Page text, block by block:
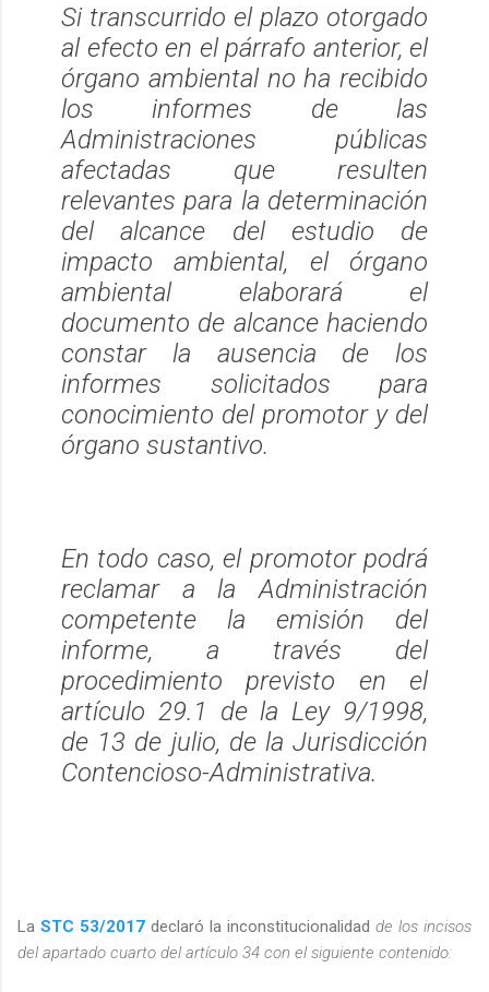
Si transcurrido el plazo otorgado
al efecto en el párrafo anterior, el
órgano ambiental no ha recibido
los informes de las
Administraciones públicas
afectadas que resulten
relevantes para la determinación
del alcance del estudio de
impacto ambiental, el órgano
ambiental elaborará el
documento de alcance haciendo
constar la ausencia de los
informes solicitados para
conocimiento del promotor y del
órgano sustantivo.
En todo caso, el promotor podrá
reclamar a la Administración
competente la emisión del
informe, a través del
procedimiento previsto en el
artículo 29.1 de la Ley 9/1998,
de 13 de julio, de la Jurisdicción
Contencioso-Administrativa.
La STC 53/2017 declaró la inconstitucionalidad de los incisos
del apartado cuarto del artículo 34 con el siguiente contenido: